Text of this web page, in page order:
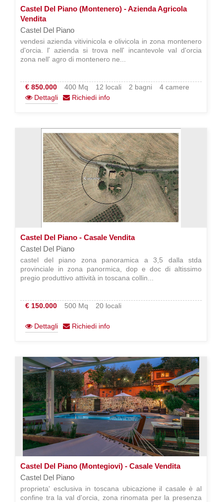
Castel Del Piano (Montenero) - Azienda Agricola
Vendita
Castel Del Piano
vendesi azienda vitivinicola e olivicola in zona montenero
d'orcia. l' azienda si trova nell' incantevole val d'orcia
zona nell' agro di montenero ne...
€ 850.000 400 Mq 12 locali 2 bagni
4 camere
Dettagli
Richiedi info
Castel Del Piano - Casale Vendita
Castel Del Piano
castel del piano zona panoramica a 3,5 dalla stda
provinciale in zona panormica, dop e doc di altissimo
pregio produttivo attività in toscana collin...
€ 150.000 500 Mq 20 locali
Dettagli Richiedi info
Castel Del Piano (Montegiovi) - Casale Vendita
Castel Del Piano
proprieta' esclusiva in toscana ubicazione il casale è al
confine tra la val d'orcia, zona rinomata per la presenza